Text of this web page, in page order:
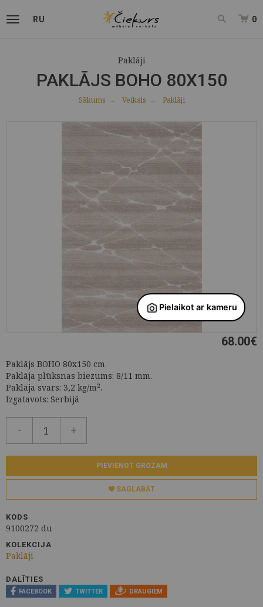
RU 0
Paklāji
PAKLĀJS BOHO 80X150
Sākums Veikals Paklāji
68.00€
Paklājs BOHO 80x150 cm
Paklāja plūksnas biezums: 8/11 mm.
Paklāja svars: 3,2 kg/m².
Izgatavots: Serbijā
- +
PIEVIENOT GROZAM
SAGLABĀT
KODS
9100272 du
KOLEKCIJA
Paklāji
DALĪTIES
FACEBOOK TWITTER DRAUGIEM